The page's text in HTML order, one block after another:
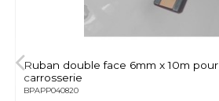
Ruban double face 6mm x 10m pour
carrosserie
BPAPP040820